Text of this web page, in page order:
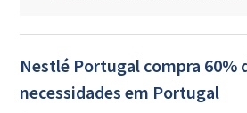
Nestlé Portugal compra 60%
necessidades em Portugal